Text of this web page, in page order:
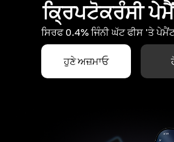
ਕ੍ਰਿਪਟੋਕਰੰਸੀ
ਸਿਰਫ 0.4% ਜਿੰਨੀ ਘੱਟ ਫੀਸ 'ਤੇ
ਹੁਣੇ ਅਜ਼ਮਾਓ